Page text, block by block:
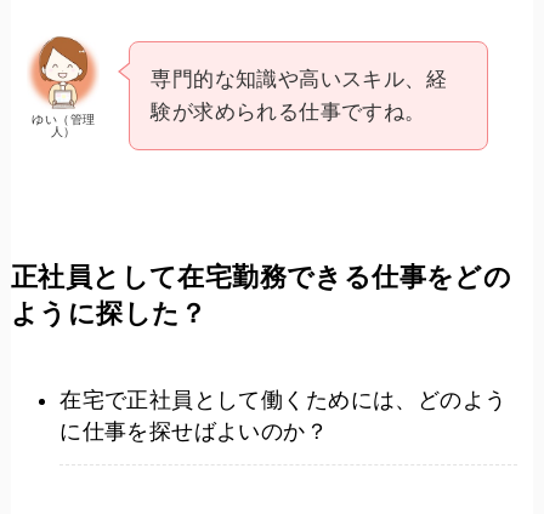
ゆい（管理
人）
専門的な知識や高いスキル、経
験が求められる仕事ですね。
正社員として在宅勤務できる仕事をどの
ように探した？
在宅で正社員として働くためには、どのよう
に仕事を探せばよいのか？